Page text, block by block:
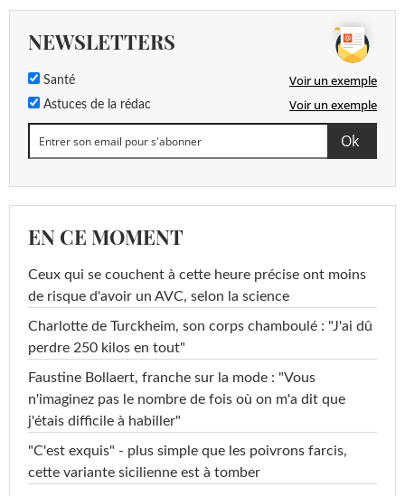
NEWSLETTERS
Santé Voir un exemple
Astuces de la rédac Voir un exemple
EN CE MOMENT
Ceux qui se couchent à cette heure précise ont moins
de risque d'avoir un AVC, selon la science
Charlotte de Turckheim, son corps chamboulé : "J'ai dû
perdre 250 kilos en tout"
Faustine Bollaert, franche sur la mode : "Vous
n'imaginez pas le nombre de fois où on m'a dit que
j'étais difficile à habiller"
"C'est exquis" - plus simple que les poivrons farcis,
cette variante sicilienne est à tomber